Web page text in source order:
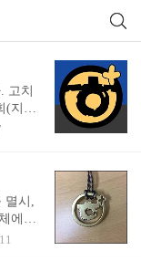
고치
(지금
기
조를
9월
을 `
1934
멸시,
에서
운 언